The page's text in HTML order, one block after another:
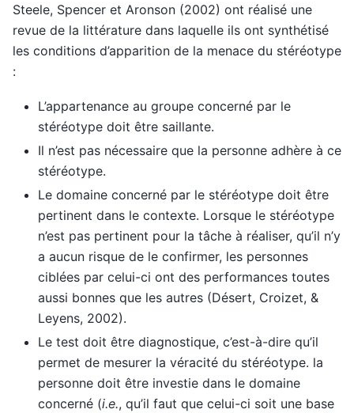
Steele, Spencer et Aronson (2002) ont réalisé une
revue de la littérature dans laquelle ils ont synthétisé
les conditions d’apparition de la menace du stéréotype
:
L’appartenance au groupe concerné par le
stéréotype doit être saillante.
Il n’est pas nécessaire que la personne adhère à ce
stéréotype.
Le domaine concerné par le stéréotype doit être
pertinent dans le contexte. Lorsque le stéréotype
n’est pas pertinent pour la tâche à réaliser, qu’il n’y
a aucun risque de le confirmer, les personnes
ciblées par celui-ci ont des performances toutes
aussi bonnes que les autres (Désert, Croizet, &
Leyens, 2002).
Le test doit être diagnostique, c’est-à-dire qu’il
permet de mesurer la véracité du stéréotype. la
personne doit être investie dans le domaine
concerné (i.e., qu’il faut que celui-ci soit une base